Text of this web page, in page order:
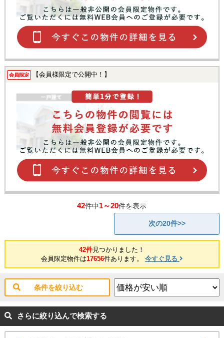
会員限定 【会員様限定で公開中！】
42件中1～20件を表示
次の20件>>
42件見つかりました！
会員限定物件は17656件あります。 今すぐ見る
条件を絞り込む
さらに絞り込んで検索する